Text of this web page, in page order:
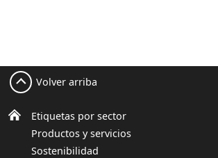
Etiquetas por sector
Productos y servicios
Sostenibilidad
Volver arriba